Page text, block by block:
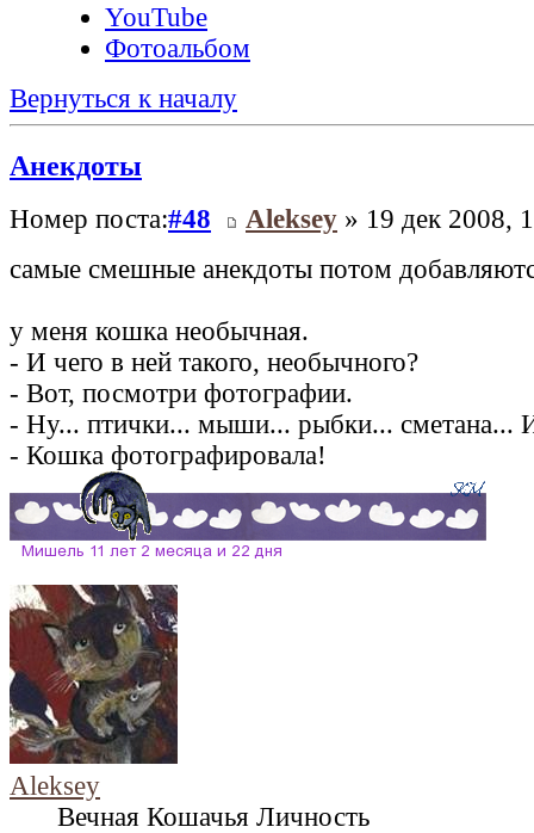
YouTube
Фотоальбом
Вернуться к началу
Анекдоты
Номер поста:#48 Aleksey » 19 дек 2008,
самые смешные анекдоты потом
у меня кошка необычная.
- И чего в ней такого, необычного?
- Вот, посмотри фотографии.
- Ну... птички... мыши... рыбки... сметана...
- Кошка фотографировала!
Aleksey
Вечная Кошачья Личность